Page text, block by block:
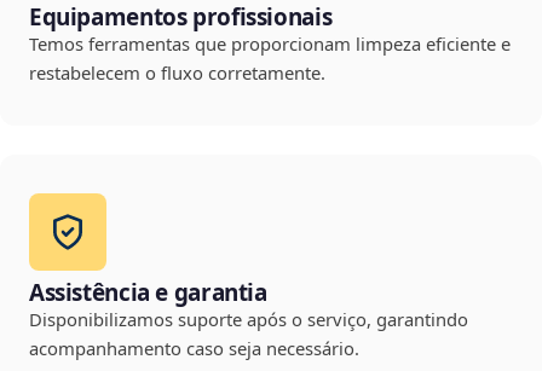
Equipamentos profissionais
Temos ferramentas que proporcionam limpeza eficiente e
restabelecem o fluxo corretamente.
Assistência e garantia
Disponibilizamos suporte após o serviço, garantindo
acompanhamento caso seja necessário.